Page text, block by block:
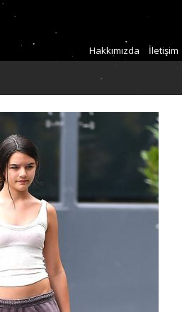
Hakkımızda İletişim